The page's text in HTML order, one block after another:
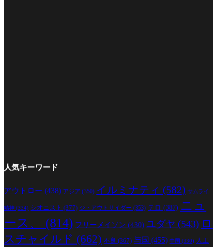
人気キーワード
アウトロー (438) アジア (350) イルミナティ (582) サムライ
精神 (334) シオニスト (377) ジ・アウトサイダー (353) テロ (387) ニュ
ース、
(814) フリーメイソン (430) ユダヤ (543) ロ
スチャイルド (662) 不良 (367) 与国 (455) 中国 (330) 人工